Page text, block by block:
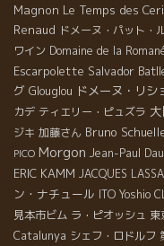
Magnon Le Temps des
Renaud ドメーヌ・パット・
ワイン Domaine de la
Escarpolette Salvador
グ Glouglou ドメーヌ・リシ
カデ ティエリー・ピュズラ
ジキ 加藤さん Bruno
PICO Morgon Jean-Paul
ERIC KAMM JACQUES
ン・ナチュール ITO Yoshio
見本市ビム ラ・ピオッシュ 東
Catalunya シェフ・ロドルフ